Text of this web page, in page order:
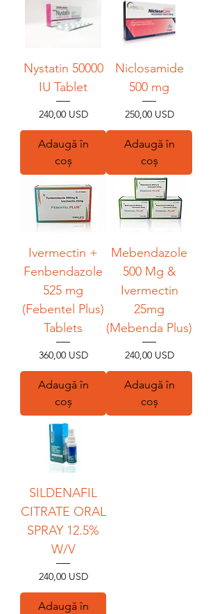
Nystatin 50000
IU Tablet
Preț
240,00 USD
Adaugă în
coș
Niclosamide
500 mg
Preț
250,00 USD
Adaugă în
coș
Ivermectin +
Fenbendazole
525 mg
(Febentel Plus)
Tablets
Preț
360,00 USD
Adaugă în
coș
Mebendazole
500 Mg &
Ivermectin
25mg
(Mebenda Plus)
Preț
240,00 USD
Adaugă în
coș
SILDENAFIL
CITRATE ORAL
SPRAY 12.5%
W/V
Preț
240,00 USD
Adaugă în